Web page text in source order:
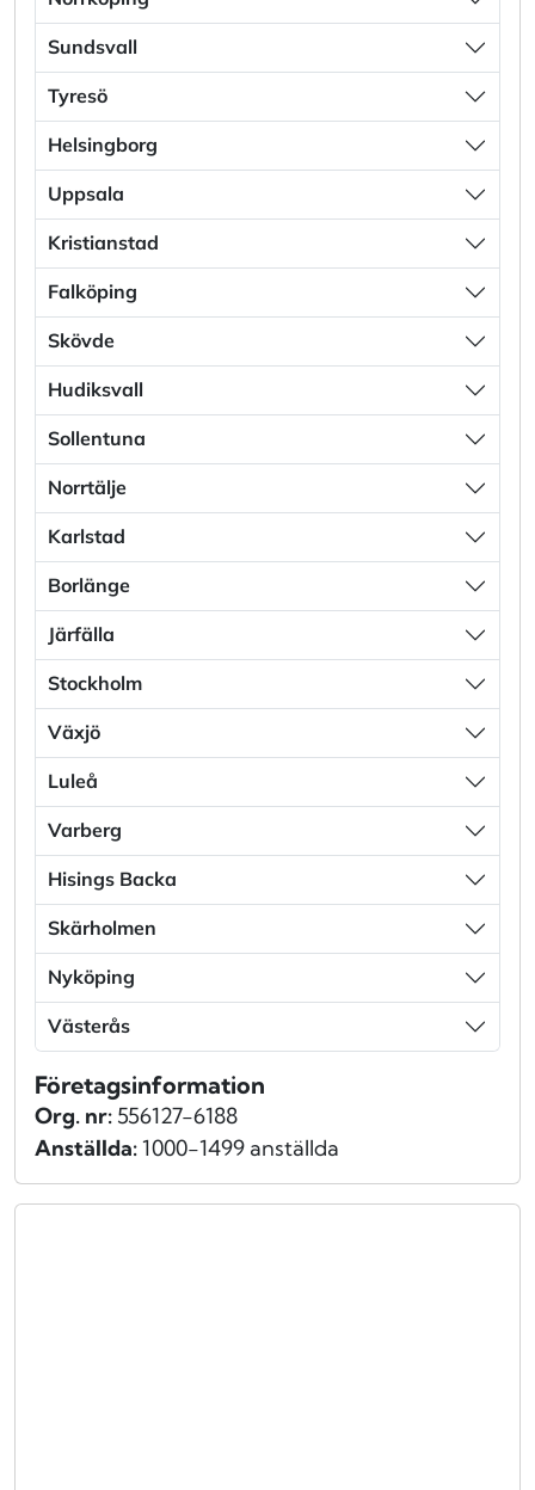
Sundsvall
Tyresö
Helsingborg
Uppsala
Kristianstad
Falköping
Skövde
Hudiksvall
Sollentuna
Norrtälje
Karlstad
Borlänge
Järfälla
Stockholm
Växjö
Luleå
Varberg
Hisings Backa
Skärholmen
Nyköping
Västerås
Företagsinformation
Org. nr: 556127-6188
Anställda:1000-1499 anställda